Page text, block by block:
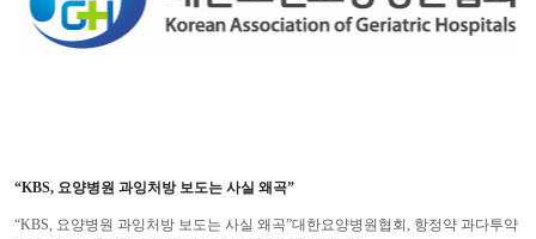
“KBS, 요양병원 과잉처방 보도는 사실 왜곡”
“KBS, 요양병원 과잉처방 보도는 사실 왜곡”대한요양병원협회, 항정약 과다투약